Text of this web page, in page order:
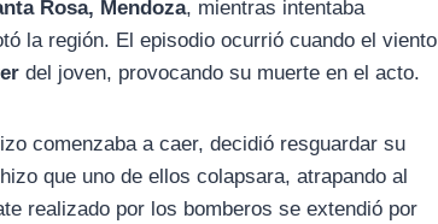
Rosa, Mendoza, mientras intentaba
la región. El episodio ocurrió cuando el viento
del joven, provocando su muerte en el acto.
comenzaba a caer, decidió resguardar su
que uno de ellos colapsara, atrapando al
realizado por los bomberos se extendió por